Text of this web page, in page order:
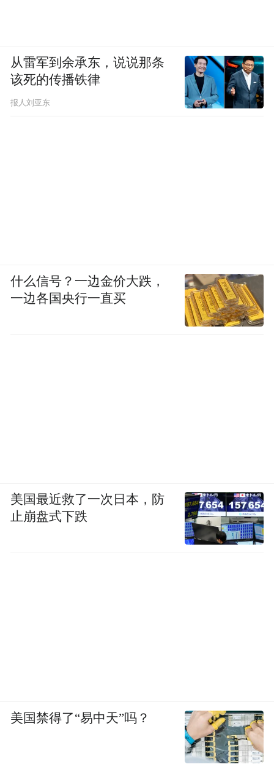
从雷军到余承东，说说那条
该死的传播铁律
报人刘亚东
什么信号？一边金价大跌，
一边各国央行一直买
美国最近救了一次日本，防
止崩盘式下跌
美国禁得了“易中天”吗？